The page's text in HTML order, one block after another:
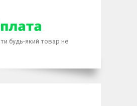
будь-який товар не